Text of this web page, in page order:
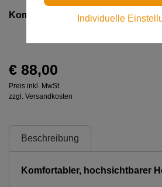
Komfortabler, hochsichtbarer
€ 88,00
Preis inkl. MwSt.
zzgl. Versandkosten
Beschreibung
Komfortabler, hochsichtbarer
Individuelle